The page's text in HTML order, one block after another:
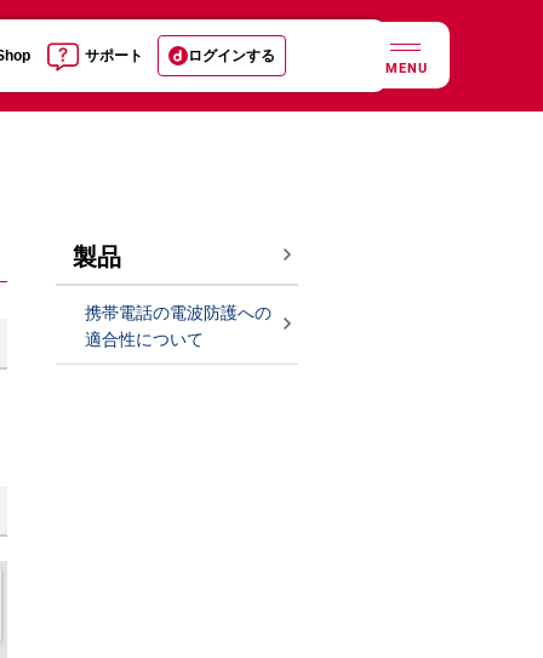
サポート ログインする
MENU
製品
携帯電話の電波防護への
適合性について